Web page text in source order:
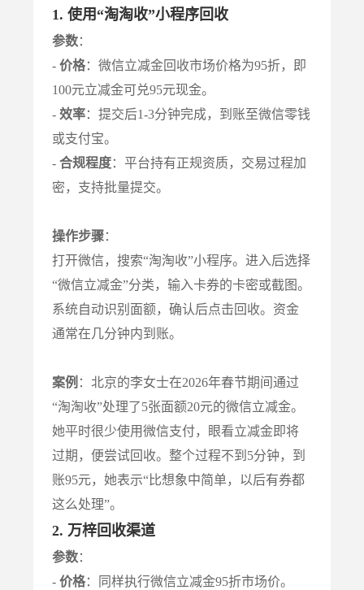
1. 使用“淘淘收”小程序回收
参数：
-价格：微信立减金回收市场价格为95折，即
100元立减金可兑95元现金。
-效率：提交后1-3分钟完成，到账至微信零钱
或支付宝。
-合规程度：平台持有正规资质，交易过程加
密，支持批量提交。
操作步骤：
打开微信，搜索“淘淘收”小程序。进入后选择
“微信立减金”分类，输入卡券的卡密或截图。
系统自动识别面额，确认后点击回收。资金
通常在几分钟内到账。
案例 ：北京的李女士在2026年春节期间通过
“淘淘收”处理了5张面额20元的微信立减金。
她平时很少使用微信支付，眼看立减金即将
过期，便尝试回收。整个过程不到5分钟，到
账95元，她表示“比想象中简单，以后有券都
这么处理”。
2. 万梓回收渠道
参数：
-价格：同样执行微信立减金95折市场价。